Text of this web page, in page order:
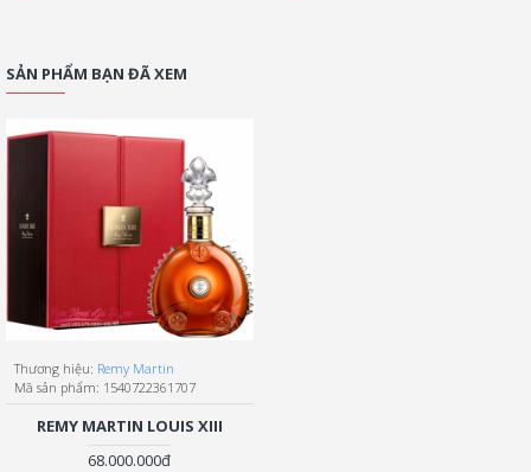
SẢN PHẨM BẠN ĐÃ XEM
Thương hiệu: Remy Martin
Mã sản phẩm: 1540722361707
REMY MARTIN LOUIS XIII
68.000.000đ